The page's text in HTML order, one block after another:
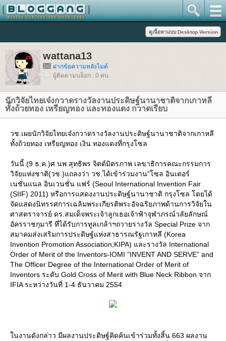
wattana13
ฝากข้อความหลังไมค์
ผู้ติดตามบล็อก : 0 คน
นักวิจัยไทยเจ๋งกวาดรางวัลงานประดิษฐ์นานาชาติจากเกาหลี
ทั้งถ้วยทอง เหรียญทอง และทองแดง กวาดเรียบ
วช.เผยนักวิจัยไทยเจ๋งกวาดรางวัลงานประดิษฐ์นานาชาติจากเกาหลี
ทั้งถ้วยทอง เหรียญทอง เงิน ทองแดงที่กรุงโซล
วันนี้ (9 ธ.ค.)ศ.นพ.สุทธิพร จิตต์มิตรภาพ เลขาธิการคณะกรรมการ
วิจัยแห่งชาติ(วช.)แถลงว่า วช.ได้เข้าร่วมงาน”โซล อินเตอร์
เนชั่นแนล อินเวนชั่น แฟร์ (Seoul International Invention Fair
(SIIF) 2011) หรือการแสดงงานประดิษฐ์นานาชาติ กรุงโซล โดยได้
จัดแสดงนิทรรศการเฉลิมพระเกียรติพระอัจฉริยภาพด้านการวิจัยใน
ศาสตราจารย์ ดร.สมเด็จพระเจ้าลูกเธอเจ้าฟ้าจุฬาภรณ์วลัยลักษณ์
อัครราชกุมารี ที่ได้รับการทูลเกล้าฯถวายรางวัล Special Prize จาก
สมาคมส่งเสริมการประดิษฐ์แห่งสาธารณรัฐเกาหลี (Korea
Invention Promotion Association;KIPA) และรางวัล International
Order of Merit of the Inventors-IOMI ”INVENT AND SERVE” and
The Officer Degree of the International Order of Merit of
Inventors ระดับ Gold Cross of Merit with Blue Neck Ribbon จาก
IFIA ระหว่างวันที่ 1-4 ธันวาคม 2554
นงานดังกล่าว มีผลงานประดิษฐ์คิดค้นเข้าร่วมทั้งสิ้น 663 ผลงาน